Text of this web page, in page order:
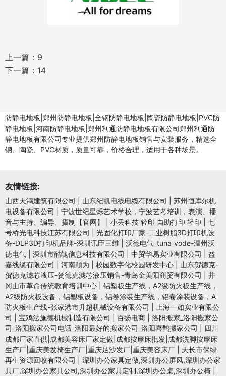
上一篇： 9
下一篇： 14
防静电地板|郑州防静电地板|全钢防静电地板|陶瓷防静电地板|PVC防
静电地板|河南防静电地板|郑州利通防静电地板有限公司郑州利通防
静电地板有限公司专业提供郑州防静电地板销售与安装服务，精选全
钢、陶瓷、PVC材质，质量可靠，价格合理，适用于各种场景。
友情链接:
山西天鸿建筑有限公司 山东纪凯电线电缆有限公司
苏州恒库尔机
电设备有限公司
宁波世纪星烁艺术学校，宁波艺考培训，表演、播
音与主持、编导、摄制【官网】
小丢科技 轻印 自助打印 轻印
七
号桥光电科技江苏有限公司
光固化打印厂家-工业树脂3D打印机设
备-DLP3D打印机品牌-深圳讯臣三维
沃德电气_tuna_vode-温州沃
德电气
深圳市酷魄信息科技有限公司 中贸华易实业有限公司
益
嘉线缆有限公司
河南顺为 校园数字化校园研发中心
山东贺德克-
贺德克滤芯液压-贺德克滤芯液压销售-青岛金美阳商贸有限公司
井
冈山市革命传统教育培训中心
铝塑板生产线，A2级防火板生产线，
A2级防火板设备，铝塑板设备，铝卷涂装生产线，铝卷涂装设备，A
防火板生产线-张家港市升超机械设备有限公司
上海一如实业有限公
司
宝鸡法施德机械制造有限公司 百扬电商
洛阳搬家_洛阳搬家公
司_洛阳搬家公司电话_洛阳最好的搬家公司_洛阳喜鹊搬家公司
四川
成都厂家直供|成都美容床厂家定做|成都按摩床批发|成都洗脚按摩床
生产厂|重庆美发椅生产厂|重庆足沙发厂|重庆美容床厂
天长市保绿
再生资源回收有限公司
深圳办公家具定做,深圳办公屏风,深圳办公家
具厂,深圳办公家具公司,深圳办公家具定制,深圳办公桌,深圳办公椅